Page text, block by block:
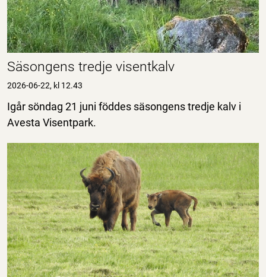
Säsongens tredje visentkalv
2026-06-22, kl 12.43
Igår söndag 21 juni föddes säsongens tredje kalv i
Avesta Visentpark.